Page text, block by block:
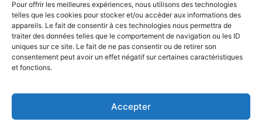
Pour offrir les meilleures expériences, nous utilisons des technologies
telles que les cookies pour stocker et/ou accéder aux informations des
appareils. Le fait de consentir à ces technologies nous permettra de
traiter des données telles que le comportement de navigation ou les ID
uniques sur ce site. Le fait de ne pas consentir ou de retirer son
consentement peut avoir un effet négatif sur certaines caractéristiques
et fonctions.
Accepter
Accueil Economie Entreprises Entrepreneur Afrique
HIGH-TECH Auto-Moto